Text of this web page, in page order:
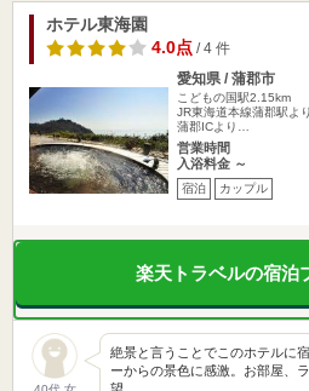
ホテル東海園
4.0点/ 4 件
愛知県 / 蒲郡市
こどもの国駅2.15km
JR東海道本線蒲郡駅よ
蒲郡ICより…
営業時間
入浴料金 ～
宿泊 カップル
楽天トラベルの宿泊
絶景と言うことでこのホテルに
ーからの景色に感激。お部屋、